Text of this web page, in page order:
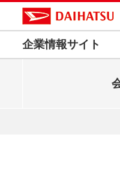
企業情報サイト